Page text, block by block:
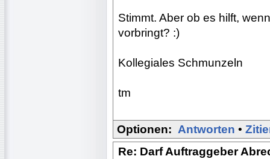
Stimmt. Aber ob es hilft,
vorbringt? :)
Kollegiales Schmunzeln
tm
Optionen: Antworten •
Re: Darf Auftraggeber